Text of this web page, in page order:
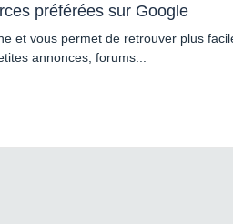
préférées sur Google
et vous permet de retrouver plus
annonces, forums...